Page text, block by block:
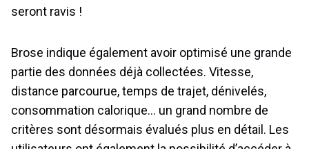
seront ravis !
Brose indique également avoir optimisé une grande
partie des données déjà collectées. Vitesse,
distance parcourue, temps de trajet, dénivelés,
consommation calorique… un grand nombre de
critères sont désormais évalués plus en détail. Les